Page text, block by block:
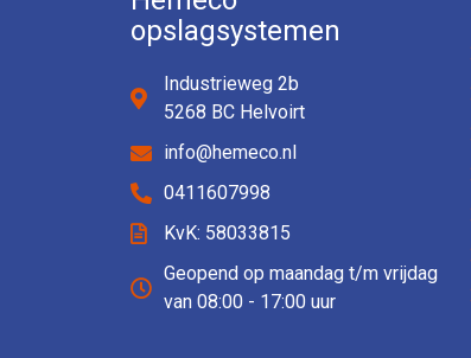
opslagsystemen
Industrieweg 2b
5268 BC Helvoirt
info@hemeco.nl
0411607998
KvK: 58033815
Geopend op maandag t/m vrijdag
van 08:00 - 17:00 uur